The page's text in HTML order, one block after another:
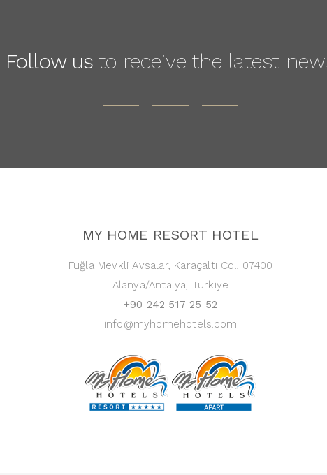
Follow usto receive the latest
MY HOME RESORT HOTEL
Fuğla Mevkli Avsalar, Karaçaltı Cd., 07400
Alanya/Antalya, Türkiye
+90 242 517 25 52
info@myhomehotels.com